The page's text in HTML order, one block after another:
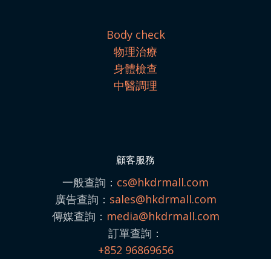
Body check
物理治療
身體檢查
中醫調理
顧客服務
一般查詢： cs@hkdrmall.com
廣告查詢： sales@hkdrmall.com
傳媒查詢： media@hkdrmall.com
訂單查詢：
+852 96869656